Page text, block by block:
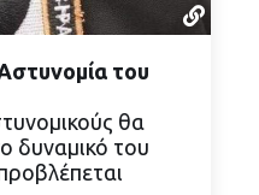
του
θα
δυναμικό του